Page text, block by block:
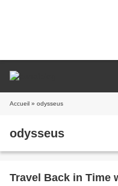
Accueil » odysseus
odysseus
Travel Back in Time